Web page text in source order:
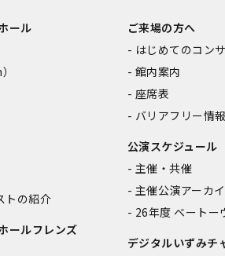
ール
トの紹介
ールフレンズ
ご来場の方へ
はじめてのコン
館内案内
座席表
バリアフリー情報
公演スケジュール
主催・共催
主催公演アーカ
26年度 ベートー
デジタルいずみチ